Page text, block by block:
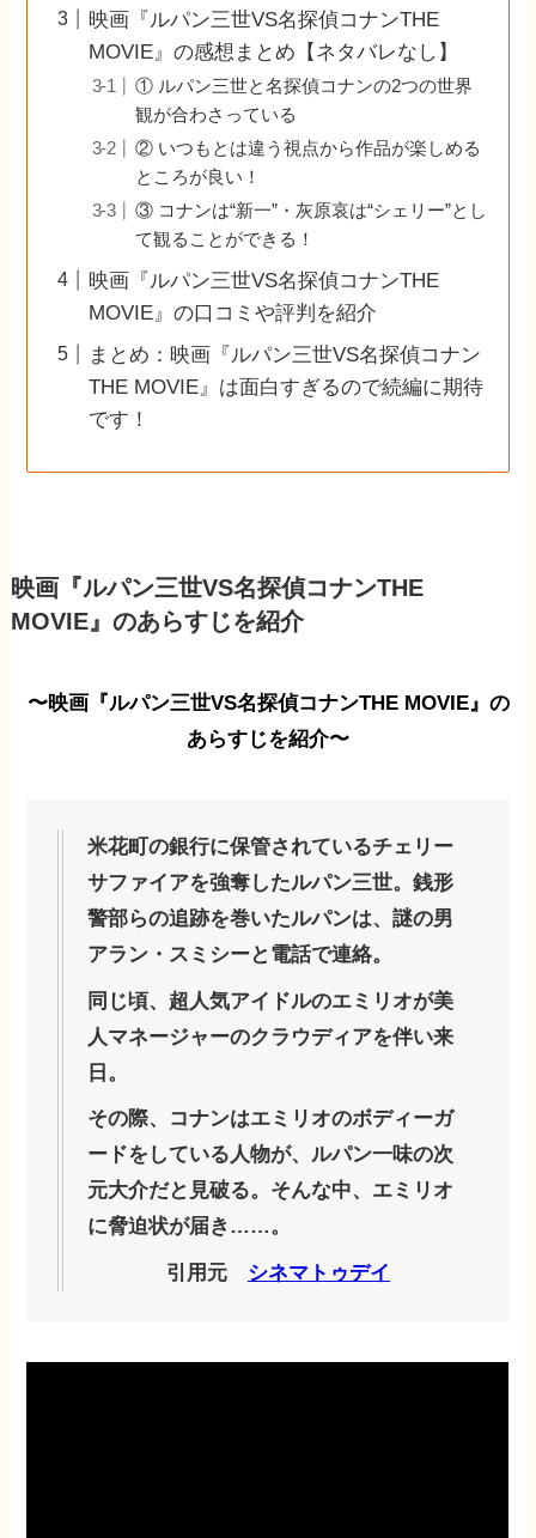
映画『ルパン三世VS名探偵コナンTHE
MOVIE』の感想まとめ【ネタバレなし】
① ルパン三世と名探偵コナンの2つの世界
観が合わさっている
② いつもとは違う視点から作品が楽しめる
ところが良い！
③ コナンは“新一”・灰原哀は“シェリー”とし
て観ることができる！
映画『ルパン三世VS名探偵コナンTHE
MOVIE』の口コミや評判を紹介
まとめ：映画『ルパン三世VS名探偵コナン
THE MOVIE』は面白すぎるので続編に期待
です！
映画『ルパン三世VS名探偵コナンTHE
MOVIE』のあらすじを紹介
〜映画『ルパン三世VS名探偵コナンTHE MOVIE』の
あらすじを紹介〜
米花町の銀行に保管されているチェリー
サファイアを強奪したルパン三世。銭形
警部らの追跡を巻いたルパンは、謎の男
アラン・スミシーと電話で連絡。
同じ頃、超人気アイドルのエミリオが美
人マネージャーのクラウディアを伴い来
日。
その際、コナンはエミリオのボディーガ
ードをしている人物が、ルパン一味の次
元大介だと見破る。そんな中、エミリオ
に脅迫状が届き……。
引用元 シネマトゥデイ